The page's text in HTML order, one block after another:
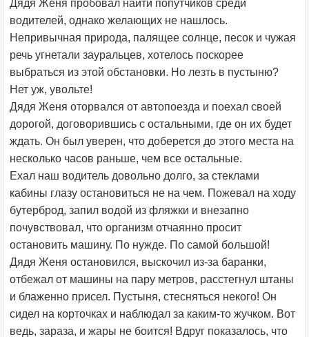
Дядя Женя пробовал найти попутчиков среди
водителей, однако желающих не нашлось.
Непривычная природа, палящее солнце, песок и чужая
речь угнетали зауральцев, хотелось поскорее
выбраться из этой обстановки. Но лезть в пустыню?
Нет уж, увольте!
Дядя Женя оторвался от автопоезда и поехал своей
дорогой, договорившись с остальными, где он их будет
ждать. Он был уверен, что доберется до этого места на
несколько часов раньше, чем все остальные.
Ехал наш водитель довольно долго, за стеклами
кабины глазу остановиться не на чем. Пожевал на ходу
бутерброд, запил водой из фляжки и внезапно
почувствовал, что организм отчаянно просит
остановить машину. По нужде. По самой большой!
Дядя Женя остановился, выскочил из-за баранки,
отбежал от машины на пару метров, расстегнул штаны
и блаженно присел. Пустыня, стесняться некого! Он
сидел на корточках и наблюдал за каким-то жучком. Вот
ведь, зараза, и жары не боится! Вдруг показалось, что